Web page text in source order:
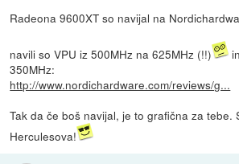
Radeona 9600XT so navijal na
navili so VPU iz 500MHz na 625MHz (!!)
350MHz:
http://www.nordichardware.com/reviews/g...
Tak da če boš navijal, je to grafična za tebe.
Herculesova!